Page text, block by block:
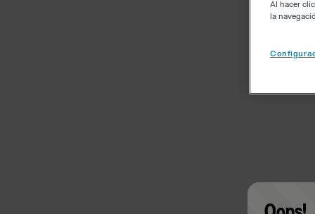
Al hacer clic
la